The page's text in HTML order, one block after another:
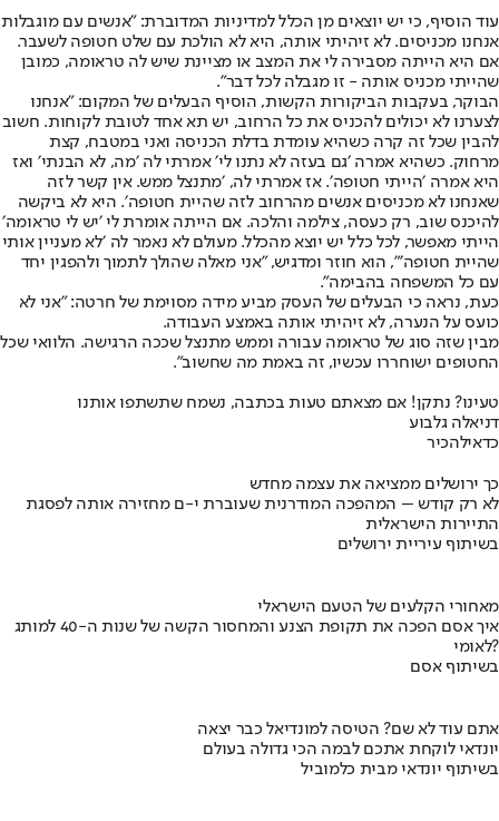
עוד הוסיף, כי יש יוצאים מן הכלל למדיניות המדוברת: "אנשים עם מוגבלות
אנחנו מכניסים. לא זיהיתי אותה, היא לא הולכת עם שלט חטופה לשעבר.
אם היא הייתה מסבירה לי את המצב או מציינת שיש לה טראומה, כמובן
שהייתי מכניס אותה - זו מגבלה לכל דבר".
הבוקר, בעקבות הביקורות הקשות, הוסיף הבעלים של המקום: ״אנחנו
לצערנו לא יכולים להכניס את כל הרחוב, יש תא אחד לטובת לקוחות. חשוב
להבין שכל זה קרה כשהיא עומדת בדלת הכניסה ואני במטבח, קצת
מרחוק. כשהיא אמרה ׳גם בעזה לא נתנו לי׳ אמרתי לה ׳מה, לא הבנתי׳ ואז
היא אמרה ׳הייתי חטופה׳. אז אמרתי לה, ׳מתנצל ממש. אין קשר לזה
שאנחנו לא מכניסים אנשים מהרחוב לזה שהיית חטופה׳. היא לא ביקשה
להיכנס שוב, רק כעסה, צילמה והלכה. אם הייתה אומרת לי ׳יש לי טראומה׳
הייתי מאפשר, לכל כלל יש יוצא מהכלל. מעולם לא נאמר לה ׳לא מעניין אותי
שהיית חטופה׳", הוא חוזר ומדגיש, "אני מאלה שהולך לתמוך ולהפגין יחד
עם כל המשפחה בהבימה״.
כעת, נראה כי הבעלים של העסק מביע מידה מסוימת של חרטה: ״אני לא
כועס על הנערה, לא זיהיתי אותה באמצע העבודה.
מבין שזה סוג של טראומה עבורה וממש מתנצל שככה הרגישה. הלוואי שכל
החטופים ישוחררו עכשיו, זה באמת מה שחשוב״.
טעינו? נתקן! אם מצאתם טעות בכתבה, נשמח שתשתפו אותנו
דניאלה גלבוע
כדאילהכיר
כך ירושלים ממציאה את עצמה מחדש
לא רק קודש – המהפכה המודרנית שעוברת י-ם מחזירה אותה לפסגת
התיירות הישראלית
בשיתוף עיריית ירושלים
מאחורי הקלעים של הטעם הישראלי
איך אסם הפכה את תקופת הצנע והמחסור הקשה של שנות ה-40 למותג
לאומי?
בשיתוף אסם
אתם עוד לא שם? הטיסה למונדיאל כבר יצאה
יונדאי לוקחת אתכם לבמה הכי גדולה בעולם
בשיתוף יונדאי מבית כלמוביל